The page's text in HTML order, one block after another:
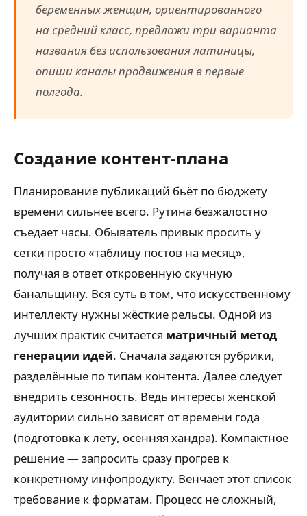
беременных женщин, ориентированного
на средний класс, предложи три варианта
названия без использования латиницы,
опиши каналы продвижения в первые
полгода.
Создание контент-плана
Планирование публикаций бьёт по бюджету
времени сильнее всего. Рутина безжалостно
съедает часы. Обыватель привык просить у
сетки просто «таблицу постов на месяц»,
получая в ответ откровенную скучную
банальщину. Вся суть в том, что искусственному
интеллекту нужны жёсткие рельсы. Одной из
лучших практик считается матричный метод
генерации идей. Сначала задаются рубрики,
разделённые по типам контента. Далее следует
внедрить сезонность. Ведь интересы женской
аудитории сильно зависят от времени года
(подготовка к лету, осенняя хандра). Компактное
решение — запросить сразу прогрев к
конкретному инфопродукту. Венчает этот список
требование к форматам. Процесс не сложный,